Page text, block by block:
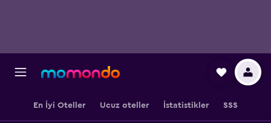
En İyi Oteller Ucuz oteller İstatistikler SSS